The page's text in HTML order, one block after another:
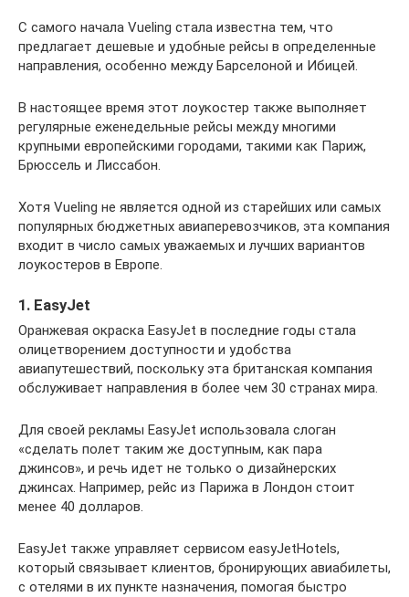
С самого начала Vueling стала известна тем, что
предлагает дешевые и удобные рейсы в определенные
направления, особенно между Барселоной и Ибицей.
В настоящее время этот лоукостер также выполняет
регулярные еженедельные рейсы между многими
крупными европейскими городами, такими как Париж,
Брюссель и Лиссабон.
Хотя Vueling не является одной из старейших или самых
популярных бюджетных авиаперевозчиков, эта компания
входит в число самых уважаемых и лучших вариантов
лоукостеров в Европе.
1. EasyJet
Оранжевая окраска EasyJet в последние годы стала
олицетворением доступности и удобства
авиапутешествий, поскольку эта британская компания
обслуживает направления в более чем 30 странах мира.
Для своей рекламы EasyJet использовала слоган
«сделать полет таким же доступным, как пара
джинсов», и речь идет не только о дизайнерских
джинсах. Например, рейс из Парижа в Лондон стоит
менее 40 долларов.
EasyJet также управляет сервисом easyJetHotels,
который связывает клиентов, бронирующих авиабилеты,
с отелями в их пункте назначения, помогая быстро